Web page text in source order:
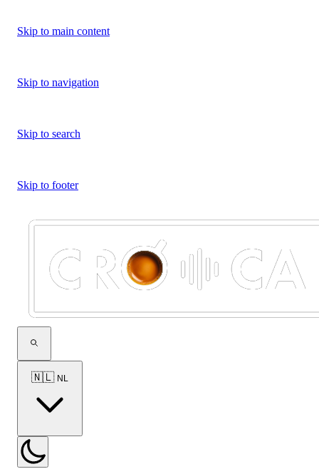
Skip to main content
Skip to navigation
Skip to search
Skip to footer
🇳🇱 NL